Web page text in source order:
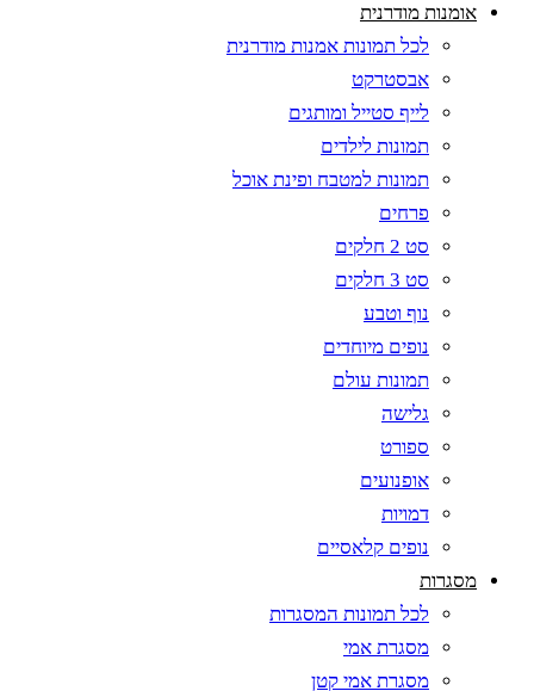
אומנות מודרנית
לכל תמונות אמנות מודרנית
אבסטרקט
לייף סטייל ומותגים
תמונות לילדים
תמונות למטבח ופינת אוכל
פרחים
סט 2 חלקים
סט 3 חלקים
נוף וטבע
נופים מיוחדים
תמונות עולם
גלישה
ספורט
אופנועים
דמויות
נופים קלאסיים
מסגרות
לכל תמונות המסגרות
מסגרת אמי
מסגרת אמי קטן